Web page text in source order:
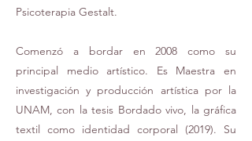
Psicoterapia Gestalt.
Comenzó a bordar en 2008 como su
principal medio artístico. Es Maestra en
investigación y producción artística por la
UNAM, con la tesis Bordado vivo, la gráfica
textil como identidad corporal (2019). Su